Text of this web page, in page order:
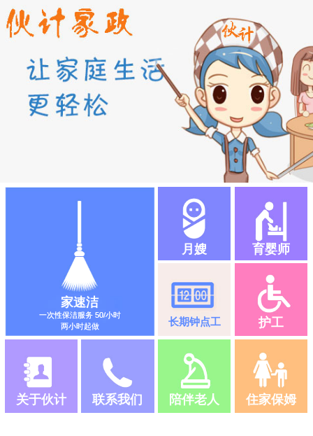
家速洁
一次性保洁服务 50/小时
两小时起做
月嫂 育婴师
长期钟点工 护工
关于伙计 联系我们 陪伴老人 住家保姆